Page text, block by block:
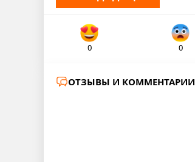
0 0
ОТЗЫВЫ И КОММЕНТАРИИ